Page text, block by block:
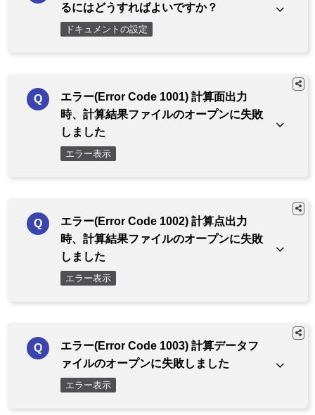
るにはどうすればよいですか？
ドキュメントの設定
エラー(Error Code 1001) 計算面出力
時、計算結果ファイルのオープンに失敗
しました
エラー表示
エラー(Error Code 1002) 計算点出力
時、計算結果ファイルのオープンに失敗
しました
エラー表示
エラー(Error Code 1003) 計算データフ
ァイルのオープンに失敗しました
エラー表示